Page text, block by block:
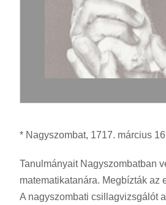
* Nagyszombat, 1717. március
Tanulmányait Nagyszombatban
matematikatanára. Megbízták
A nagyszombati csillagvizsgálót